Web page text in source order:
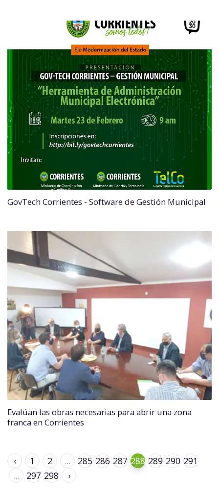
GovTech Corrientes - Software de Gestión Municipal
Evalúan las obras necesarias para abrir una zona
franca en Corrientes
‹ 1 2 ... 285 286 287 288 289 290 291
...
297 298 ›